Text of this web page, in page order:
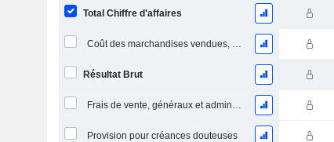
Total Chiffre d'affaires
Coût des marchandises vendues, total
Résultat Brut
Frais de vente, généraux et administratifs, total
Provision pour créances douteuses